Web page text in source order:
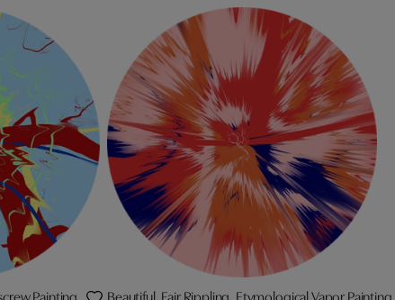
Painting Beautiful, Fair Rippling, Etymological Vapor Painting